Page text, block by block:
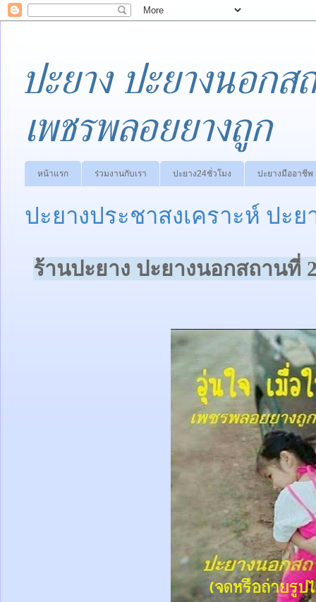
ปะยาง ปะยางนอก
เพชรพลอยยางถูก
หน้าแรก ร่วมงานกับเรา ปะยาง24ชั่วโมง ปะยางมืออาชีพ
ปะยางประชาสงเคราะห์ ปะ
ร้านปะยาง ปะยางนอกสถานที่